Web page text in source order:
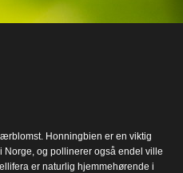
Honningbien er en viktig
og pollinerer også endel ville
er naturlig hjemmehørende i